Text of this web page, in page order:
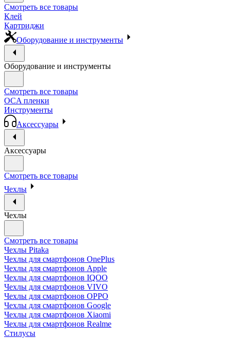
Смотреть все товары
Клей
Картриджи
Оборудование и инструменты
Оборудование и инструменты
Смотреть все товары
OCA пленки
Инструменты
Аксессуары
Аксессуары
Смотреть все товары
Чехлы
Чехлы
Смотреть все товары
Чехлы Pitaka
Чехлы для смартфонов OnePlus
Чехлы для смартфонов Apple
Чехлы для смартфонов IQOO
Чехлы для смартфонов VIVO
Чехлы для смартфонов OPPO
Чехлы для смартфонов Google
Чехлы для смартфонов Xiaomi
Чехлы для смартфонов Realme
Стилусы